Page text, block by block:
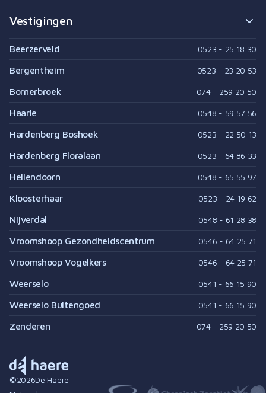
Vestigingen
Beerzerveld 0523 - 25 18 30
Bergentheim 0523 - 23 20 53
Bornerbroek 074 - 259 20 50
Haarle 0548 - 59 57 56
Hardenberg Boshoek 0523 - 22 50 13
Hardenberg Floralaan 0523 - 64 86 33
Hellendoorn 0548 - 65 55 97
Kloosterhaar 0523 - 24 19 62
Nijverdal 0548 - 61 28 38
Vroomshoop Gezondheidscentrum 0546 - 64 25 71
Vroomshoop Vogelkers 0546 - 64 25 71
Weerselo 0541 - 66 15 90
Weerselo Buitengoed 0541 - 66 15 90
Zenderen 074 - 259 20 50
©2026De Haere